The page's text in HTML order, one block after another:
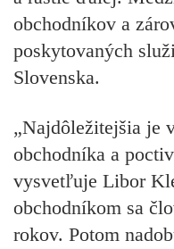
obchodníkov a
poskytovaných
Slovenska.
„Najdôležitejšia je
obchodníka a
vysvetľuje Libor
obchodníkom sa
rokov. Potom